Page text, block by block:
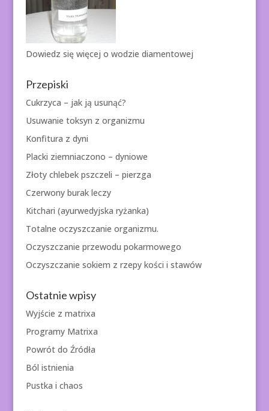
Dowiedz się więcej o wodzie diamentowej
Przepiski
Cukrzyca – jak ją usunąć?
Usuwanie toksyn z organizmu
Konfitura z dyni
Placki ziemniaczono – dyniowe
Złoty chlebek pszczeli – pierzga
Czerwony burak leczy
Kitchari (ayurwedyjska ryżanka)
Totalne oczyszczanie organizmu.
Oczyszczanie przewodu pokarmowego
Oczyszczanie sokiem z rzepy kości i stawów
Ostatnie wpisy
Wyjście z matrixa
Programy Matrixa
Powrót do Źródła
Ból istnienia
Pustka i chaos